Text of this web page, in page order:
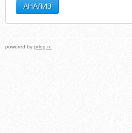
powered by prlog.ru